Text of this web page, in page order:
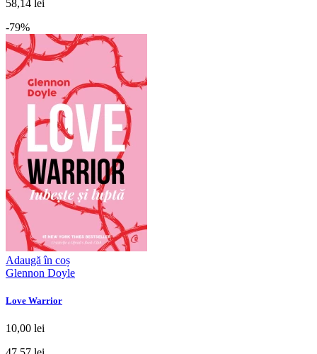
58,14 lei
-79%
Adaugă în coș
Glennon Doyle
Love Warrior
10,00 lei